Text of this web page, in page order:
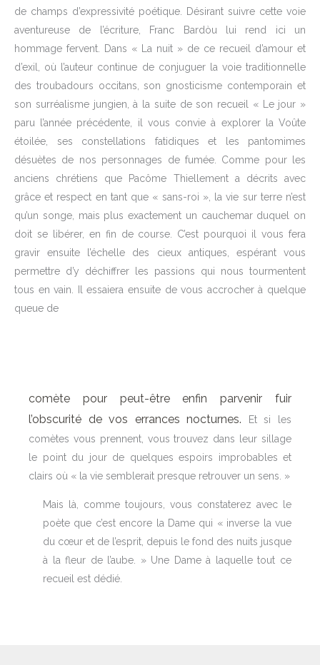
de champs d’expressivité poétique. Désirant suivre cette voie
aventureuse de l’écriture, Franc Bardòu lui rend ici un
hommage fervent. Dans « La nuit » de ce recueil d’amour et
d’exil, où l’auteur continue de conjuguer la voie traditionnelle
des troubadours occitans, son gnosticisme contemporain et
son surréalisme jungien, à la suite de son recueil « Le jour »
paru l’année précédente, il vous convie à explorer la Voûte
étoilée, ses constellations fatidiques et les pantomimes
désuètes de nos personnages de fumée. Comme pour les
anciens chrétiens que Pacôme Thiellement a décrits avec
grâce et respect en tant que « sans-roi », la vie sur terre n’est
qu’un songe, mais plus exactement un cauchemar duquel on
doit se libérer, en fin de course. C’est pourquoi il vous fera
gravir ensuite l’échelle des cieux antiques, espérant vous
permettre d’y déchiffrer les passions qui nous tourmentent
tous en vain. Il essaiera ensuite de vous accrocher à quelque
queue de
comète pour peut-être enfin parvenir fuir
l’obscurité de vos errances nocturnes. Et si les
comètes vous prennent, vous trouvez dans leur sillage
le point du jour de quelques espoirs improbables et
clairs où « la vie semblerait presque retrouver un sens. »
Mais là, comme toujours, vous constaterez avec le
poète que c’est encore la Dame qui « inverse la vue
du cœur et de l’esprit, depuis le fond des nuits jusque
à la fleur de l’aube. » Une Dame à laquelle tout ce
recueil est dédié.